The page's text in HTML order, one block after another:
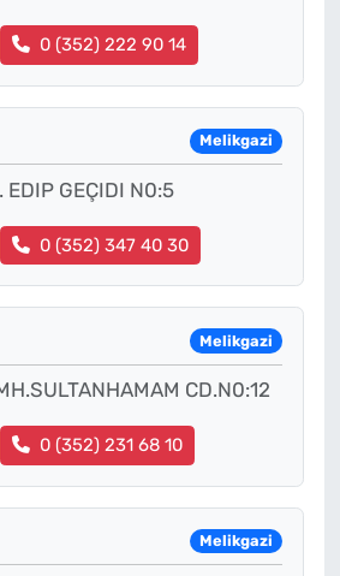
0 (352) 222 90 14
Melikgazi
EDIP GEÇIDI N0:5
0 (352) 347 40 30
Melikgazi
CD.N0:12
0 (352) 231 68 10
Melikgazi